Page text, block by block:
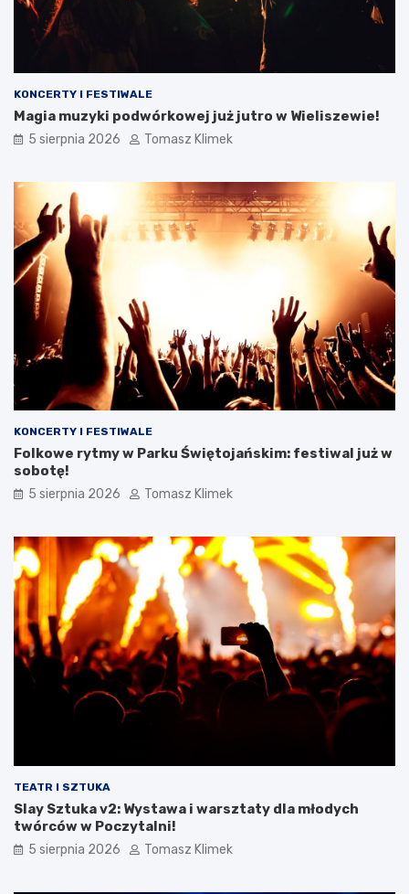
KONCERTY I FESTIWALE
Magia muzyki podwórkowej już jutro w Wieliszewie!
5 sierpnia 2026 Tomasz Klimek
KONCERTY I FESTIWALE
Folkowe rytmy w Parku Świętojańskim: festiwal już w
sobotę!
5 sierpnia 2026 Tomasz Klimek
TEATR I SZTUKA
Slay Sztuka v2: Wystawa i warsztaty dla młodych
twórców w Poczytalni!
5 sierpnia 2026 Tomasz Klimek